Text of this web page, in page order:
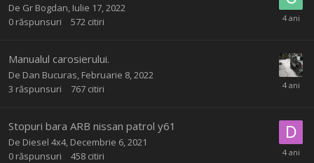
De Gr Bogdan, Iulie 17, 2022
0 răspunsuri 572 citiri
Manualul carosierului.
De Dan Bucuras, Februarie 8, 2022
3 răspunsuri 767 citiri
Stopuri bara ARB nissan patrol y61
De Diesel 4x4, Decembrie 6, 2021
0 răspunsuri 458 citiri